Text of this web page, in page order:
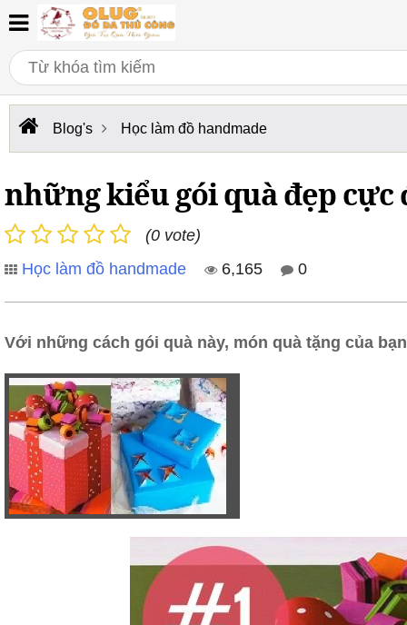
Blog's Học làm đồ handmade
những kiểu gói quà đẹp
(0 vote)
Học làm đồ handmade
6,165 0
Với những cách gói quà này, món quà tặng của